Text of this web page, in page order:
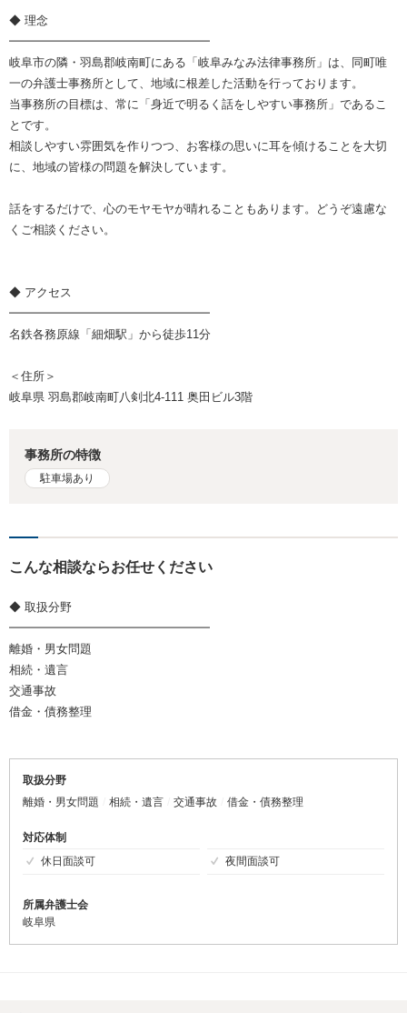
◆ 理念
━━━━━━━━━━━━━━━━━
岐阜市の隣・羽島郡岐南町にある「岐阜みなみ法律事務所」は、同町唯
一の弁護士事務所として、地域に根差した活動を行っております。
当事務所の目標は、常に「身近で明るく話をしやすい事務所」であるこ
とです。
相談しやすい雰囲気を作りつつ、お客様の思いに耳を傾けることを大切
に、地域の皆様の問題を解決しています。
話をするだけで、心のモヤモヤが晴れることもあります。どうぞ遠慮な
くご相談ください。
◆ アクセス
━━━━━━━━━━━━━━━━━
名鉄各務原線「細畑駅」から徒歩11分
＜住所＞
岐阜県 羽島郡岐南町八剣北4-111 奥田ビル3階
事務所の特徴
駐車場あり
こんな相談ならお任せください
◆ 取扱分野
━━━━━━━━━━━━━━━━━
離婚・男女問題
相続・遺言
交通事故
借金・債務整理
取扱分野
離婚・男女問題
相続・遺言 交通事故 借金・債務整理
対応体制
休日面談可
夜間面談可
所属弁護士会
岐阜県